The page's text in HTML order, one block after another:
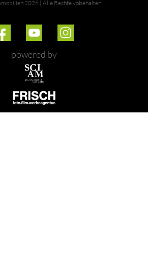
2026 | Alle Rechte vobehalten
powered by